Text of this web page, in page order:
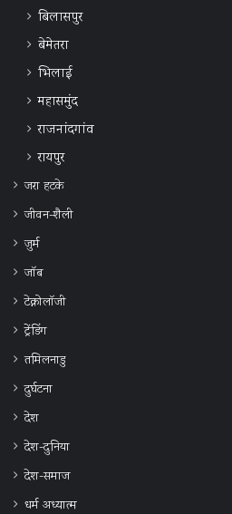
बिलासपुर
बेमेतरा
भिलाई
महासमुंद
राजनांदगांव
रायपुर
जरा हटके
जीवन-शैली
जुर्म
जॉब
टेक्नोलॉजी
ट्रेंडिंग
तमिलनाडु
दुर्घटना
देश
देश-दुनिया
देश-समाज
धर्म अध्यात्म